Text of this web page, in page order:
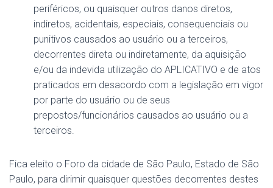
periféricos, ou quaisquer outros danos diretos,
indiretos, acidentais, especiais, consequenciais ou
punitivos causados ao usuário ou a terceiros,
decorrentes direta ou indiretamente, da aquisição
e/ou da indevida utilização do APLICATIVO e de atos
praticados em desacordo com a legislação em vigor
por parte do usuário ou de seus
prepostos/funcionários causados ao usuário ou a
terceiros.
Fica eleito o Foro da cidade de São Paulo, Estado de São
Paulo, para dirimir quaisquer questões decorrentes destes